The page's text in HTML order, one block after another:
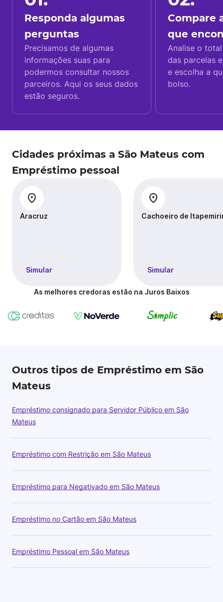
Responda algumas
perguntas
Precisamos de algumas
informações suas para
podermos consultar nossos
parceiros. Aqui os seus dados
estão seguros.
Compare
que
Analise o
das parcelas
e escolha a
bolso.
Cidades próximas a São Mateus com
Empréstimo pessoal
Aracruz
Simular
Cachoeiro de
Simular
As melhores credoras estão na Juros Baixos
Outros tipos de Empréstimo em São
Mateus
Empréstimo consignado para Servidor Público em São
Mateus
Empréstimo com Restrição em São Mateus
Empréstimo para Negativado em São Mateus
Empréstimo no Cartão em São Mateus
Empréstimo Pessoal em São Mateus